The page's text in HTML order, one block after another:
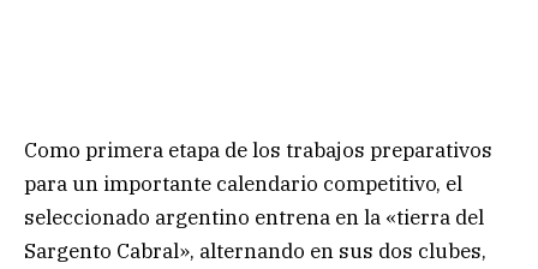
Como primera etapa de los trabajos preparativos
para un importante calendario competitivo, el
seleccionado argentino entrena en la «tierra del
Sargento Cabral», alternando en sus dos clubes,